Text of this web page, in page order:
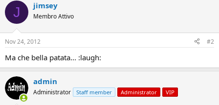
J jimsey
Membro Attivo
Nov 24, 2012 #2
Ma che bella patata... :laugh:
admin
Administrator Staff member Administrator VIP